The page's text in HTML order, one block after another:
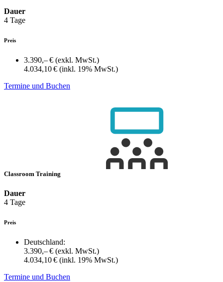
Dauer
4 Tage
Preis
3.390,– € (exkl. MwSt.)
4.034,10 € (inkl. 19% MwSt.)
Termine und Buchen
Classroom Training
Dauer
4 Tage
Preis
Deutschland:
3.390,– € (exkl. MwSt.)
4.034,10 € (inkl. 19% MwSt.)
Termine und Buchen